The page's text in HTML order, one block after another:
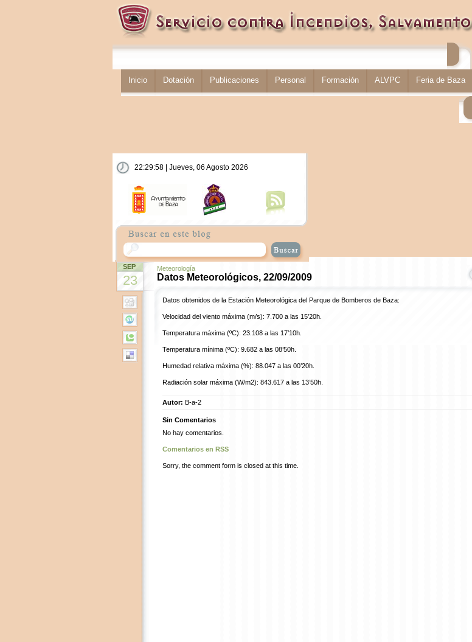
Inicio Dotación Publicaciones Personal Formación ALVPC Feria de Baza
22:29:58 | Jueves, 06 Agosto 2026
SEP
23
Meteorología
Datos Meteorológicos, 22/09/2009
Datos obtenidos de la Estación Meteorológica del Parque de Bomberos de Baza:
Velocidad del viento máxima (m/s): 7.700 a las 15’20h.
Temperatura máxima (ºC): 23.108 a las 17’10h.
Temperatura mínima (ºC): 9.682 a las 08’50h.
Humedad relativa máxima (%): 88.047 a las 00’20h.
Radiación solar máxima (W/m2): 843.617 a las 13’50h.
Autor: B-a-2
Sin Comentarios
No hay comentarios.
Comentarios en RSS
Sorry, the comment form is closed at this time.